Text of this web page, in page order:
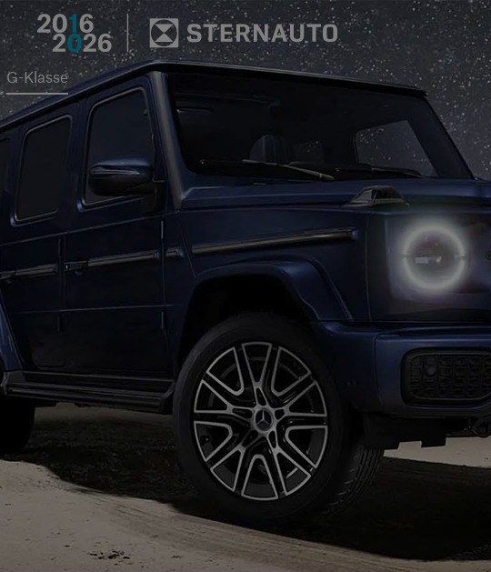
Hauptregion der Seite anspringen
G-Klasse